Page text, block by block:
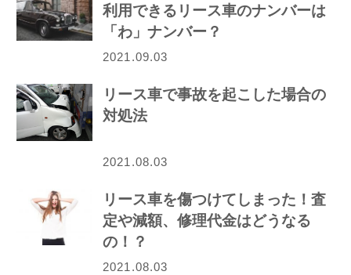
利用できるリース車のナンバーは
「わ」ナンバー？
2021.09.03
リース車で事故を起こした場合の
対処法
2021.08.03
リース車を傷つけてしまった！査
定や減額、修理代金はどうなる
の！？
2021.08.03